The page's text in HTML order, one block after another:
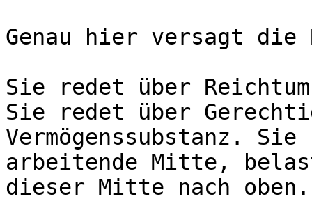
Genau hier versagt
Sie redet über
Sie redet über
Vermögenssubstanz.
arbeitende Mitte,
dieser Mitte nach oben.